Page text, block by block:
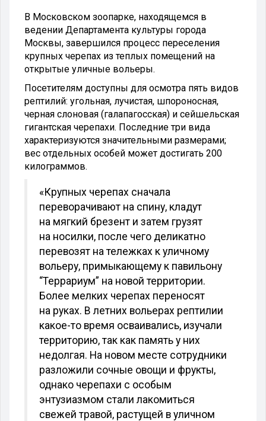
В Московском зоопарке, находящемся в
ведении Департамента культуры города
Москвы, завершился процесс переселения
крупных черепах из теплых помещений на
открытые уличные вольеры.
Посетителям доступны для осмотра пять видов
рептилий: угольная, лучистая, шпороносная,
черная слоновая (галапагосская) и сейшельская
гигантская черепахи. Последние три вида
характеризуются значительными размерами;
вес отдельных особей может достигать 200
килограммов.
«Крупных черепах сначала
переворачивают на спину, кладут
на мягкий брезент и затем грузят
на носилки, после чего деликатно
перевозят на тележках к уличному
вольеру, примыкающему к павильону
“Террариум” на новой территории.
Более мелких черепах переносят
на руках. В летних вольерах рептилии
какое-то время осваивались, изучали
территорию, так как память у них
недолгая. На новом месте сотрудники
разложили сочные овощи и фрукты,
однако черепахи с особым
энтузиазмом стали лакомиться
свежей травой, растущей в уличном